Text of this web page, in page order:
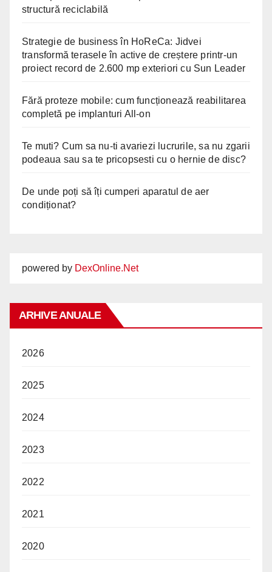
structură reciclabilă
Strategie de business în HoReCa: Jidvei
transformă terasele în active de creștere printr-un
proiect record de 2.600 mp exteriori cu Sun Leader
Fără proteze mobile: cum funcționează reabilitarea
completă pe implanturi All-on
Te muti? Cum sa nu-ti avariezi lucrurile, sa nu zgarii
podeaua sau sa te pricopsesti cu o hernie de disc?
De unde poți să îți cumperi aparatul de aer
condiționat?
powered by DexOnline.Net
ARHIVE ANUALE
2026
2025
2024
2023
2022
2021
2020